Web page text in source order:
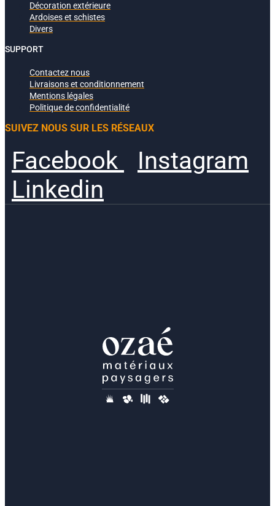
Décoration extérieure
Ardoises et schistes
Divers
SUPPORT
Contactez nous
Livraisons et conditionnement
Mentions légales
Politique de confidentialité
SUIVEZ NOUS SUR LES RÉSEAUX
Facebook
Instagram
Linkedin